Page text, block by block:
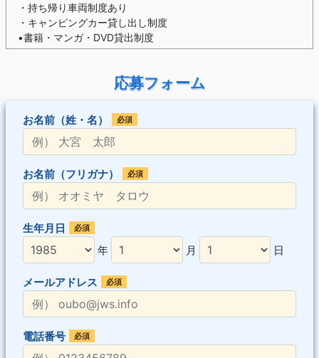
・持ち帰り車両制度あり
・キャンピングカー貸し出し制度
•書籍・マンガ・DVD貸出制度
応募フォーム
お名前（姓・名） 必須
お名前（フリガナ） 必須
生年月日 必須
年 月 日
メールアドレス 必須
電話番号 必須